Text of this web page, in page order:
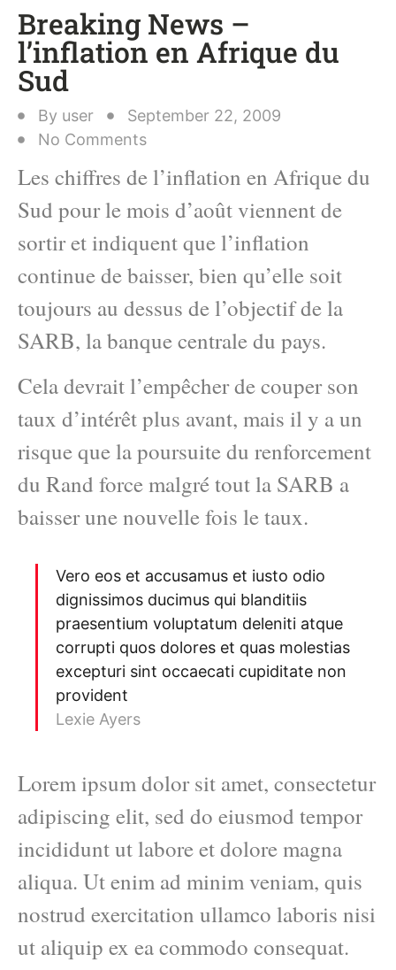
Breaking News –
l’inflation en Afrique du
Sud
By user
September 22, 2009
No Comments
Les chiffres de l’inflation en Afrique du
Sud pour le mois d’août viennent de
sortir et indiquent que l’inflation
continue de baisser, bien qu’elle soit
toujours au dessus de l’objectif de la
SARB, la banque centrale du pays.
Cela devrait l’empêcher de couper son
taux d’intérêt plus avant, mais il y a un
risque que la poursuite du renforcement
du Rand force malgré tout la SARB a
baisser une nouvelle fois le taux.
Vero eos et accusamus et iusto odio
dignissimos ducimus qui blanditiis
praesentium voluptatum deleniti atque
corrupti quos dolores et quas molestias
excepturi sint occaecati cupiditate non
provident
Lexie Ayers
Lorem ipsum dolor sit amet, consectetur
adipiscing elit, sed do eiusmod tempor
incididunt ut labore et dolore magna
aliqua. Ut enim ad minim veniam, quis
nostrud exercitation ullamco laboris nisi
ut aliquip ex ea commodo consequat.